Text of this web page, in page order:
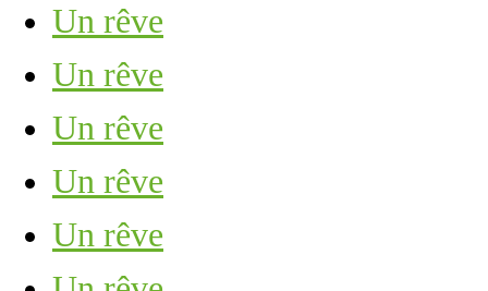
Un rêve
Un rêve
Un rêve
Un rêve
Un rêve